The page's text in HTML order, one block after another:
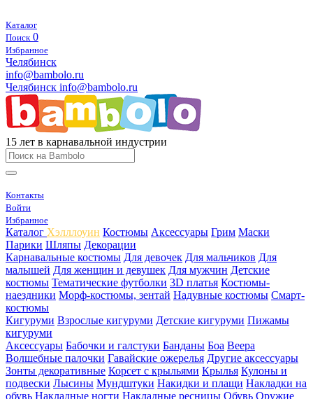
Каталог
Поиск 0
Избранное
Челябинск
info@bambolo.ru
Челябинск info@bambolo.ru
15 лет в карнавальной индустрии
Контакты
Войти
Избранное
Каталог Хэлллоуин Костюмы Аксессуары Грим Маски
Парики Шляпы Декорации
Карнавальные костюмы Для девочек Для мальчиков Для
малышей Для женщин и девушек Для мужчин Детские
костюмы Тематические футболки 3D платья Костюмы-
наездники Морф-костюмы, зентай Надувные костюмы Смарт-
костюмы
Кигуруми Взрослые кигуруми Детские кигуруми Пижамы
кигуруми
Аксессуары Бабочки и галстуки Банданы Боа Веера
Волшебные палочки Гавайские ожерелья Другие аксессуары
Зонты декоративные Корсет с крыльями Крылья Кулоны и
подвески Лысины Мундштуки Накидки и плащи Накладки на
обувь Накладные ногти Накладные ресницы Обувь Оружие